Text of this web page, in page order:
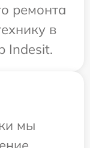
ремонта
в
Indesit.
мы